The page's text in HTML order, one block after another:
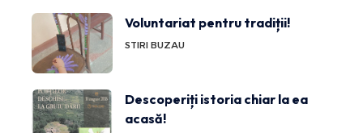
Voluntariat pentru tradiții!
STIRI BUZAU
Descoperiți istoria chiar la ea
acasă!